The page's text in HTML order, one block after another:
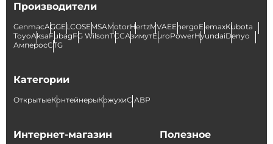
Производители
GenmacAGGELCOSEMSAMotorHertzMVAEEnergoElemaxKubota
ToyoAksaFubagFG WilsonТССАзимутEuroPowerHyundaiDenyo
АмперосCTG
Категории
ОткрытыеКонтейнерыКожухиС АВР
Интернет-магазин Полезное